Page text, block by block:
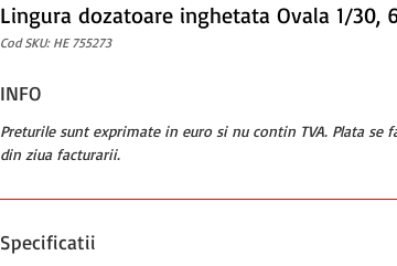
Lingura dozatoare inghetata Ovala 1/30,
Cod SKU: HE 755273
INFO
Preturile sunt exprimate in euro si nu contin TVA. Plata se
din ziua facturarii.
Specificatii